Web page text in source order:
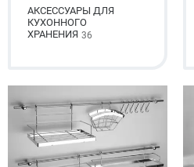
АКСЕССУАРЫ ДЛЯ
КУХОННОГО
ХРАНЕНИЯ 36